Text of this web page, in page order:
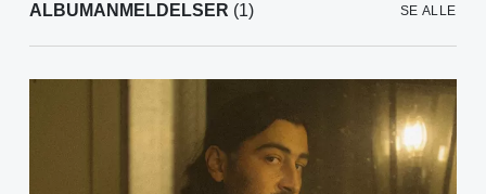
ALBUMANMELDELSER (1) SE ALLE